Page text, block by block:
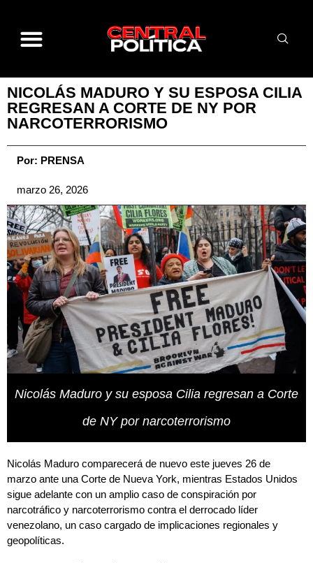
NICOLÁS MADURO Y SU ESPOSA CILIA
REGRESAN A CORTE DE NY POR
NARCOTERRORISMO
Por: PRENSA
marzo 26, 2026
Nicolás Maduro y su esposa Cilia regresan a Corte
de NY por narcoterrorismo
Nicolás Maduro comparecerá de nuevo este jueves 26 de
marzo ante una Corte de Nueva York, mientras Estados Unidos
sigue adelante con un amplio caso de conspiración por
narcotráfico y narcoterrorismo contra el derrocado líder
venezolano, un caso cargado de implicaciones regionales y
geopolíticas.